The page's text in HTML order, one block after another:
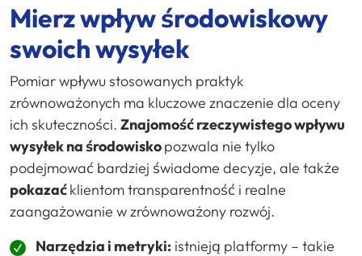
Mierz wpływ środowiskowy
swoich wysyłek
Pomiar wpływu stosowanych praktyk
zrównoważonych ma kluczowe znaczenie dla oceny
ich skuteczności. Znajomość rzeczywistego wpływu
wysyłek na środowiskopozwala nie tylko
podejmować bardziej świadome decyzje, ale także
pokazaćklientom transparentność i realne
zaangażowanie w zrównoważony rozwój.
Narzędzia i metryki: istnieją platformy – takie